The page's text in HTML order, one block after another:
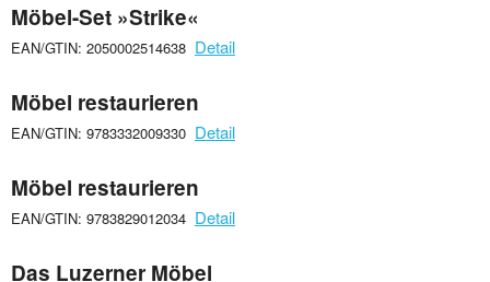
Möbel-Set »Strike«
EAN/GTIN: 2050002514638 Detail
Möbel restaurieren
EAN/GTIN: 9783332009330 Detail
Möbel restaurieren
EAN/GTIN: 9783829012034 Detail
Das Luzerner Möbel